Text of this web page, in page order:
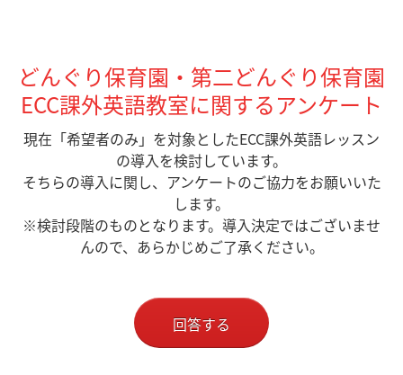
どんぐり保育園・第二どんぐり保育園
ECC課外英語教室に関するアンケート
現在 「希望者のみ」を対象としたECC課外英語レッスン
の導入を検討しています。
そちらの導入に関し、アンケートのご協力をお願いいた
します。
※検討段階のものとなります。導入決定ではございませ
んので、あらかじめご了承ください。
回答する